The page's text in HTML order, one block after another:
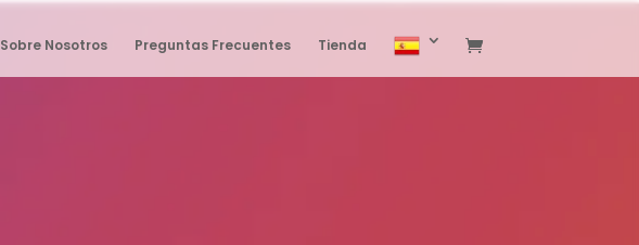
Sobre Nosotros Preguntas Frecuentes Tienda